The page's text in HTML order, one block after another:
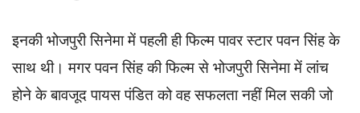
इनकी भोजपुरी सिनेमा में पहली ही फिल्म पावर स्टार पवन सिंह के
साथ थी। मगर पवन सिंह की फिल्म से भोजपुरी सिनेमा में लांच
होने के बावजूद पायस पंडित को वह सफलता नहीं मिल सकी जो